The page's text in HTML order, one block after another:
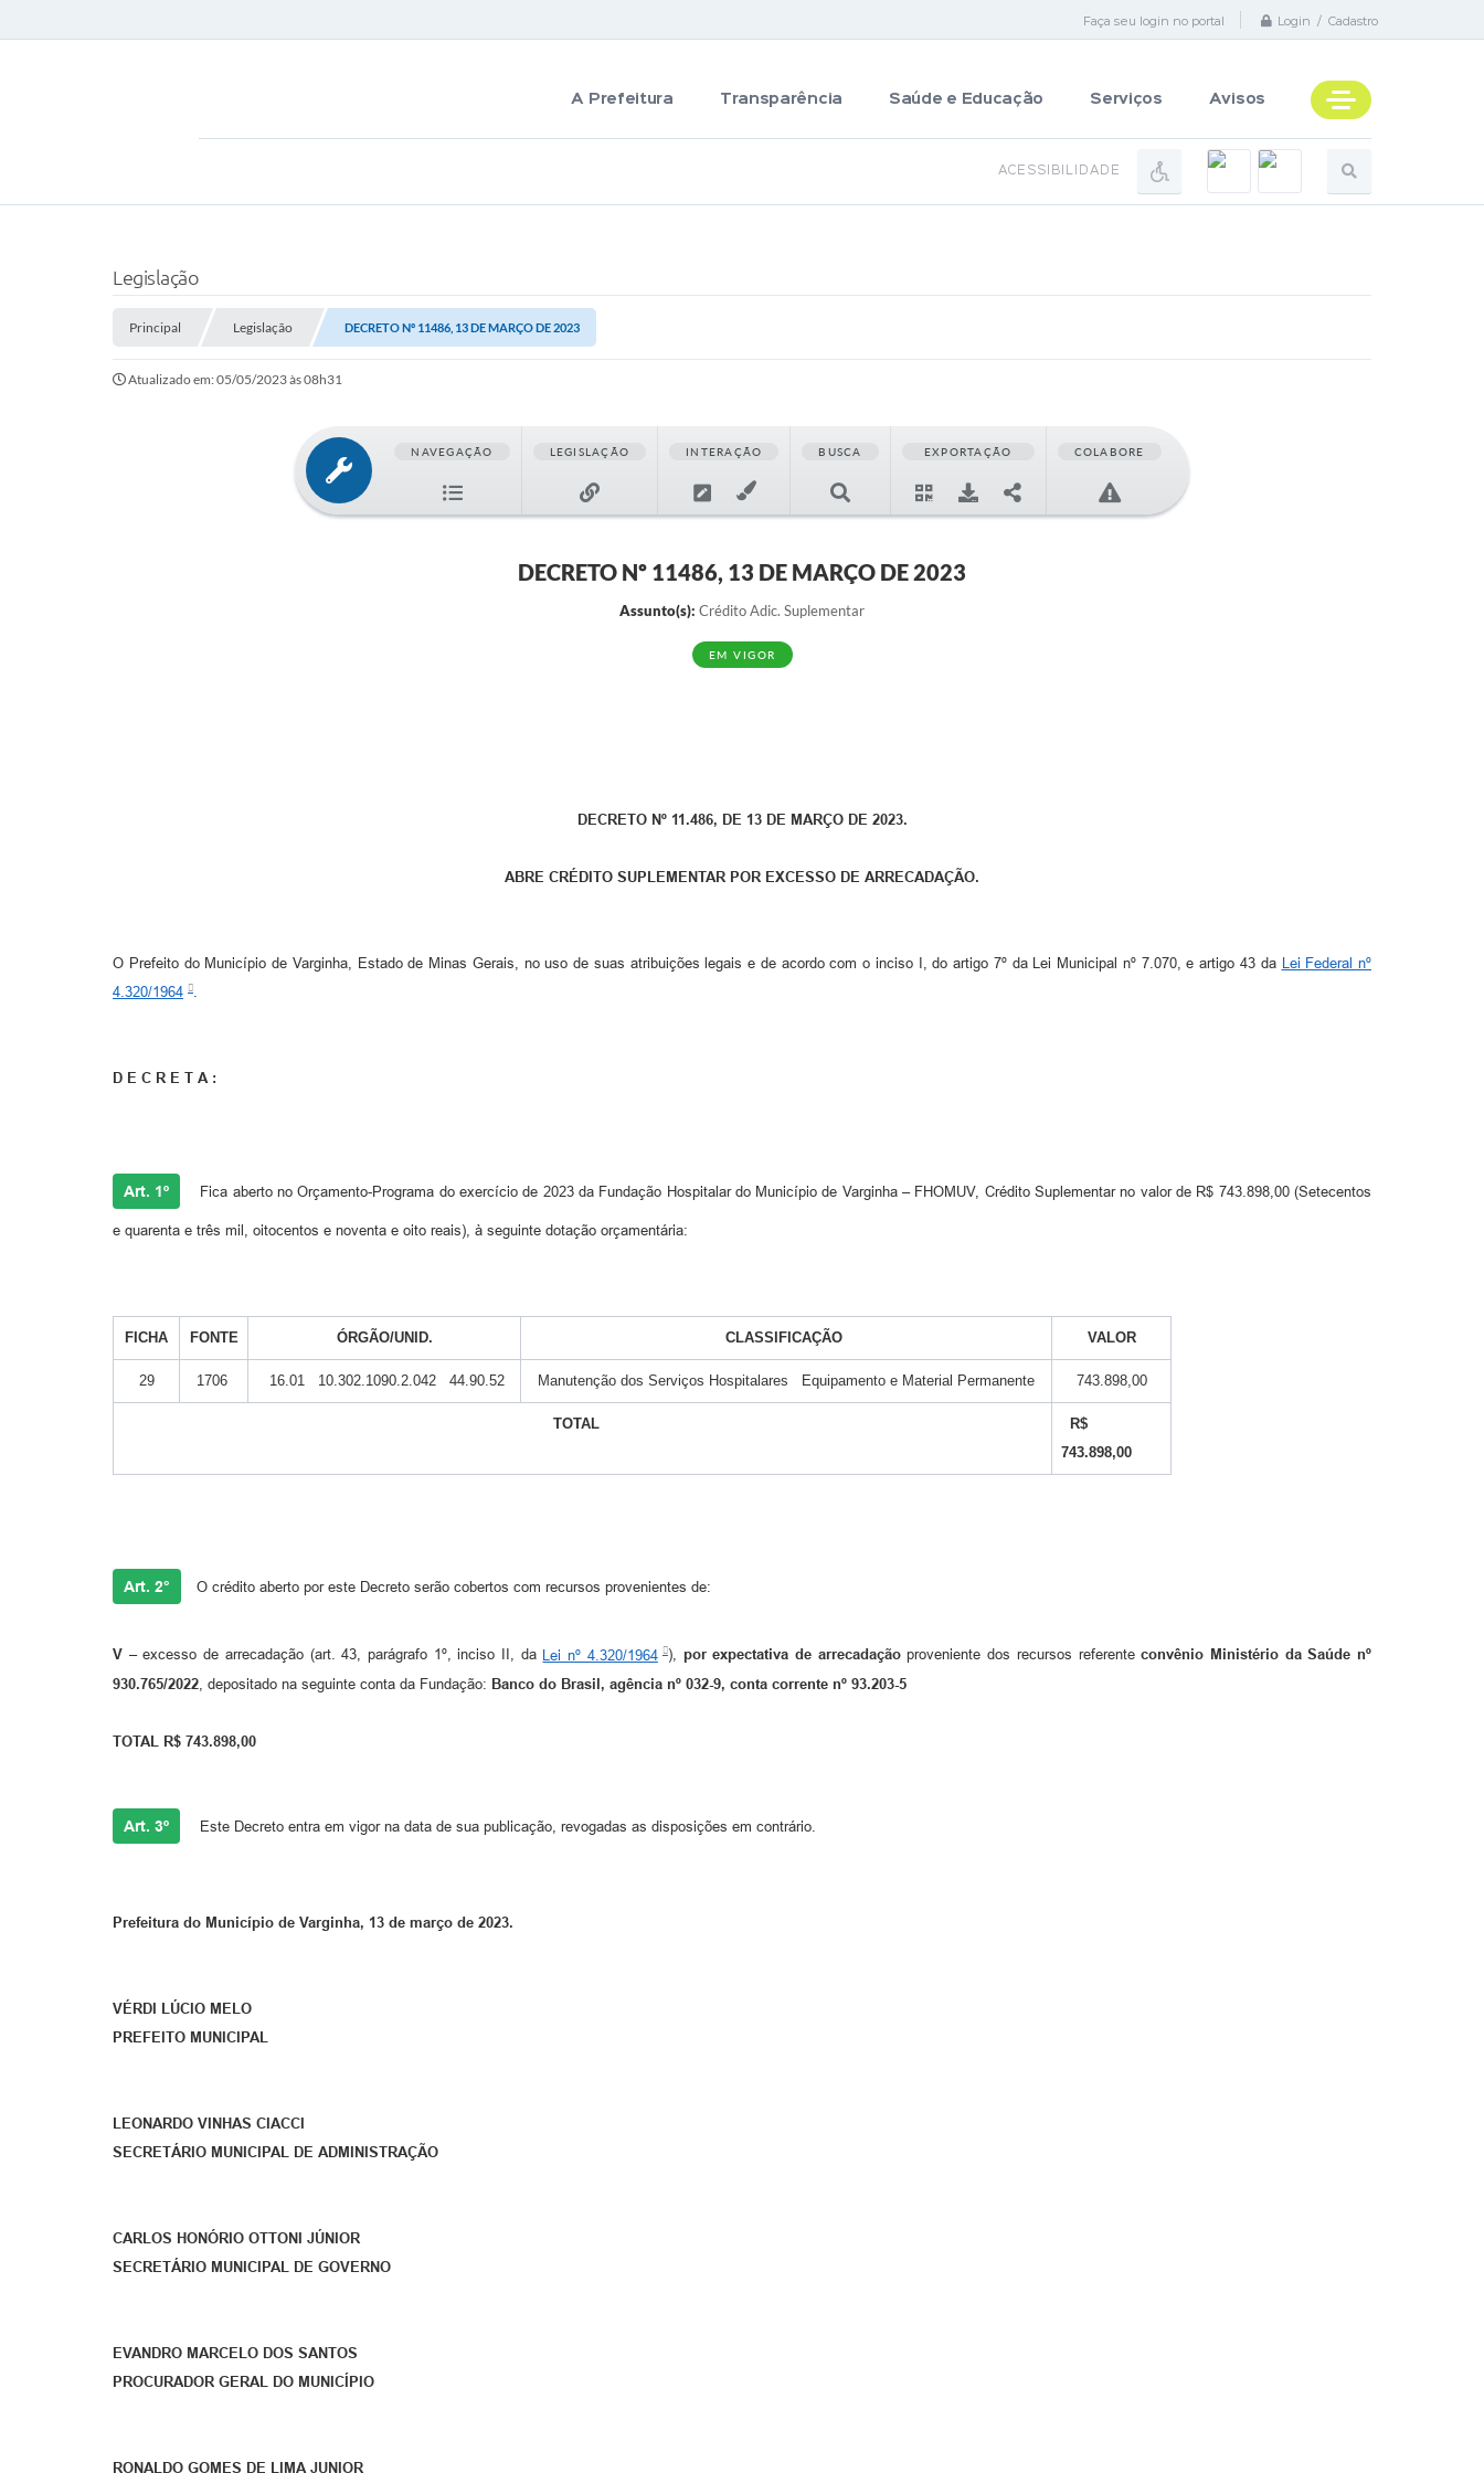
Faça seu login no portal Login / Cadastro
A Prefeitura Transparência Saúde e Educação Serviços Avisos
ACESSIBILIDADE
Legislação
Principal Legislação DECRETO Nº 11486, 13 DE MARÇO DE 2023
Atualizado em: 05/05/2023 às 08h31
NAVEGAÇÃO LEGISLAÇÃO INTERAÇÃO BUSCA EXPORTAÇÃO COLABORE
DECRETO Nº 11486, 13 DE MARÇO DE 2023
Assunto(s): Crédito Adic. Suplementar
EM VIGOR
DECRETO Nº 11.486, DE 13 DE MARÇO DE 2023.
ABRE CRÉDITO SUPLEMENTAR POR EXCESSO DE ARRECADAÇÃO.
O Prefeito do Município de Varginha, Estado de Minas Gerais, no uso de suas atribuições legais e de acordo com o inciso I, do artigo 7º da Lei Municipal nº 7.070, e artigo 43 da Lei Federal nº
4.320/1964
.
D E C R E T A :
Art. 1º Fica aberto no Orçamento-Programa do exercício de 2023 da Fundação Hospitalar do Município de Varginha – FHOMUV, Crédito Suplementar no valor de R$ 743.898,00 (Setecentos
e quarenta e três mil, oitocentos e noventa e oito reais), à seguinte dotação orçamentária:
FICHA FONTE ÓRGÃO/UNID. CLASSIFICAÇÃO VALOR
29 1706 16.01 10.302.1090.2.042 44.90.52 Manutenção dos Serviços Hospitalares Equipamento e Material Permanente 743.898,00
TOTAL
R$
743.898,00
Art. 2° O crédito aberto por este Decreto serão cobertos com recursos provenientes de:
V –excesso de arrecadação (art. 43, parágrafo 1º, inciso II, da Lei nº 4.320/1964 ), por expectativa de arrecadaçãoproveniente dos recursos referenteconvênio Ministério da Saúde nº
930.765/2022 , depositado na seguinte conta da Fundação: Banco do Brasil, agência nº 032-9, conta corrente nº 93.203-5
TOTAL R$ 743.898,00
Art. 3º Este Decreto entra em vigor na data de sua publicação, revogadas as disposições em contrário.
Prefeitura do Município de Varginha, 13 de março de 2023.
VÉRDI LÚCIO MELO
PREFEITO MUNICIPAL
LEONARDO VINHAS CIACCI
SECRETÁRIO MUNICIPAL DE ADMINISTRAÇÃO
CARLOS HONÓRIO OTTONI JÚNIOR
SECRETÁRIO MUNICIPAL DE GOVERNO
EVANDRO MARCELO DOS SANTOS
PROCURADOR GERAL DO MUNICÍPIO
RONALDO GOMES DE LIMA JUNIOR